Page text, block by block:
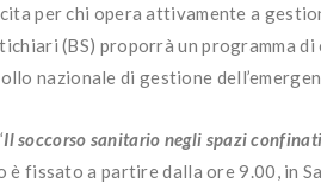
per chi opera attivamente a
(BS) proporrà un programma
nazionale di gestione
Il soccorso sanitario negli spazi
è fissato a partire dalla ore 9.00, in